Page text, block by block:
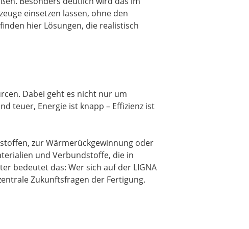
einsetzen lassen, ohne den
hier Lösungen, die realistisch
Dabei geht es nicht nur um
teuer, Energie ist knapp – Effizienz ist
zur Wärmerückgewinnung oder
und Verbundstoffe, die in
bedeutet das: Wer sich auf der LIGNA
Zukunftsfragen der Fertigung.